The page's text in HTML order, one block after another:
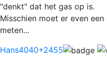
"denkt" dat het gas op is.
Misschien moet er even
meten...
Hans4040+2455